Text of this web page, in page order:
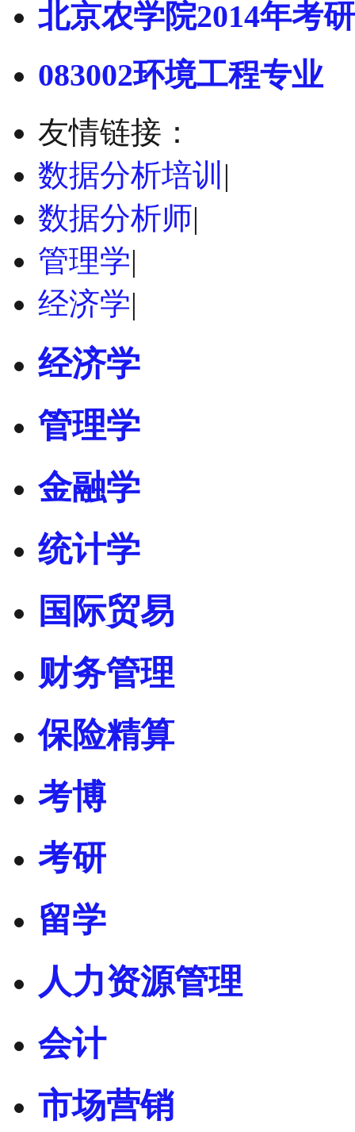
北京农学院2014年考研
083002环境工程专业
友情链接：
数据分析培训 |
数据分析师|
管理学|
经济学|
经济学
管理学
金融学
统计学
国际贸易
财务管理
保险精算
考博
考研
留学
人力资源管理
会计
市场营销